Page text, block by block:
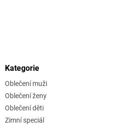
Kategorie
Oblečení muži
Oblečení ženy
Oblečení děti
Zimní speciál